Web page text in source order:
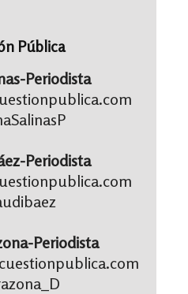
Pública
Periodista
Periodista
Periodista